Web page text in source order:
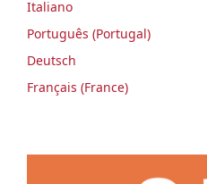
Italiano
Português (Portugal)
Deutsch
Français (France)